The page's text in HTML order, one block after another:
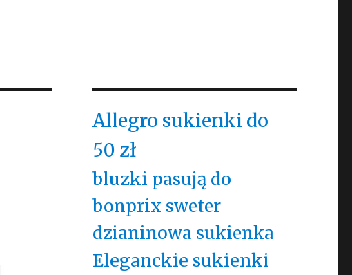
Allegro sukienki do
50 zł
bluzki pasują do
bonprix sweter
dzianinowa sukienka
Eleganckie sukienki